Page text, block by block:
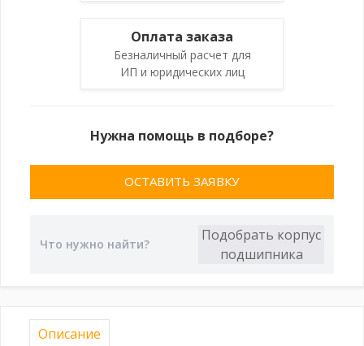
Оплата заказа
Безналичный расчет для
ИП и юридических лиц
Нужна помощь в подборе?
ОСТАВИТЬ ЗАЯВКУ
Описание